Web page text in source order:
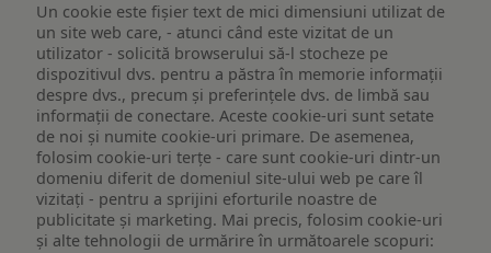
Un cookie este fişier text de mici dimensiuni utilizat de
un site web care, - atunci când este vizitat de un
utilizator - solicită browserului să-l stocheze pe
dispozitivul dvs. pentru a păstra în memorie informații
despre dvs., precum și preferințele dvs. de limbă sau
informații de conectare. Aceste cookie-uri sunt setate
de noi și numite cookie-uri primare. De asemenea,
folosim cookie-uri terțe - care sunt cookie-uri dintr-un
domeniu diferit de domeniul site-ului web pe care îl
vizitați - pentru a sprijini eforturile noastre de
publicitate și marketing. Mai precis, folosim cookie-uri
și alte tehnologii de urmărire în următoarele scopuri: